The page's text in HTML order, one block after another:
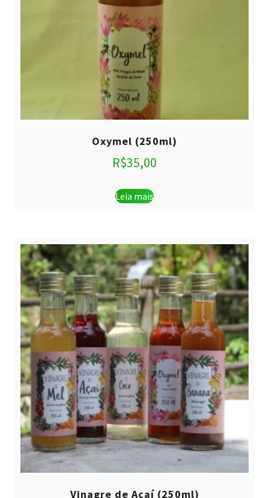
Oxymel (250ml)
R$35,00
Leia mais
Vinagre de Açaí (250ml)